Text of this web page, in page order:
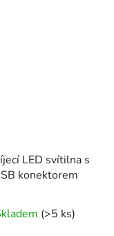
LED svítilna s
konektorem
(>5 ks)